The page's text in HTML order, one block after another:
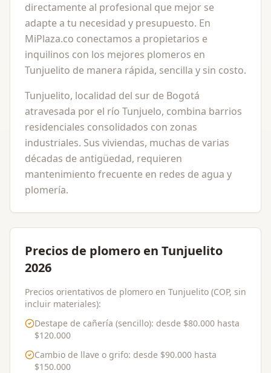
directamente al profesional que mejor se
adapte a tu necesidad y presupuesto. En
MiPlaza.co conectamos a propietarios e
inquilinos con los mejores plomeros en
Tunjuelito de manera rápida, sencilla y sin costo.
Tunjuelito, localidad del sur de Bogotá
atravesada por el río Tunjuelo, combina barrios
residenciales consolidados con zonas
industriales. Sus viviendas, muchas de varias
décadas de antigüedad, requieren
mantenimiento frecuente en redes de agua y
plomería.
Precios de plomero en Tunjuelito
2026
Precios orientativos de plomero en Tunjuelito (COP, sin
incluir materiales):
Destape de cañería (sencillo): desde $80.000 hasta
$120.000
Cambio de llave o grifo: desde $90.000 hasta
$150.000